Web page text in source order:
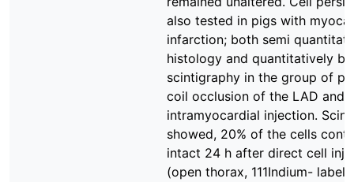
also tested in pigs with
infarction; both semi
histology and quantitatively by
scintigraphy in the group of
coil occlusion of the LAD and
intramyocardial injection.
showed, 20% of the cells
intact 24 h after direct cell
(open thorax, 111Indium-